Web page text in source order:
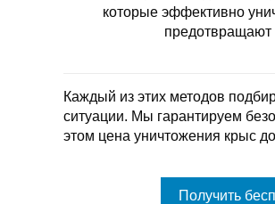
которые эффективно
предотвращают
Каждый из этих методов
ситуации. Мы гарантируем
этом цена уничтожения крыс
Получить